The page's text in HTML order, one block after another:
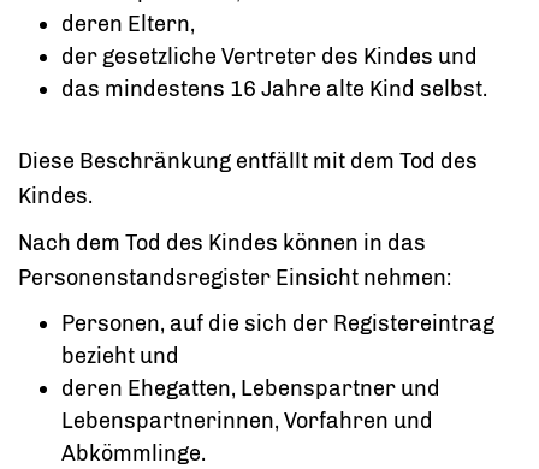
deren Eltern,
der gesetzliche Vertreter des Kindes und
das mindestens 16 Jahre alte Kind selbst.
Diese Beschränkung entfällt mit dem Tod des
Kindes.
Nach dem Tod des Kindes können in das
Personenstandsregister Einsicht nehmen:
Personen, auf die sich der Registereintrag
bezieht und
deren Ehegatten, Lebenspartner und
Lebenspartnerinnen, Vorfahren und
Abkömmlinge.